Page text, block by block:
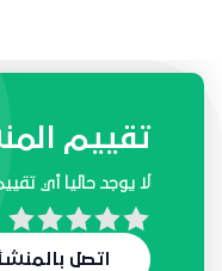
طلبات
لا
تقييم
لا يوجد حاليا أي
اتصل